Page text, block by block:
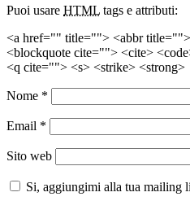
Puoi usare HTML tags e attributi:
<a href="" title=""> <abbr
<blockquote cite=""> <cite>
<q cite=""> <s> <strike> <strong>
Nome *
Email *
Sito web
Si, aggiungimi alla tua mailing